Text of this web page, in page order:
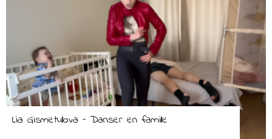
Lia Gismetullova – Danser en famille